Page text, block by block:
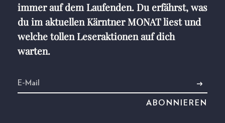
immer auf dem Laufenden. Du erfährst, was
du im aktuellen Kärntner MONAT liest und
welche tollen Leseraktionen auf dich
warten.